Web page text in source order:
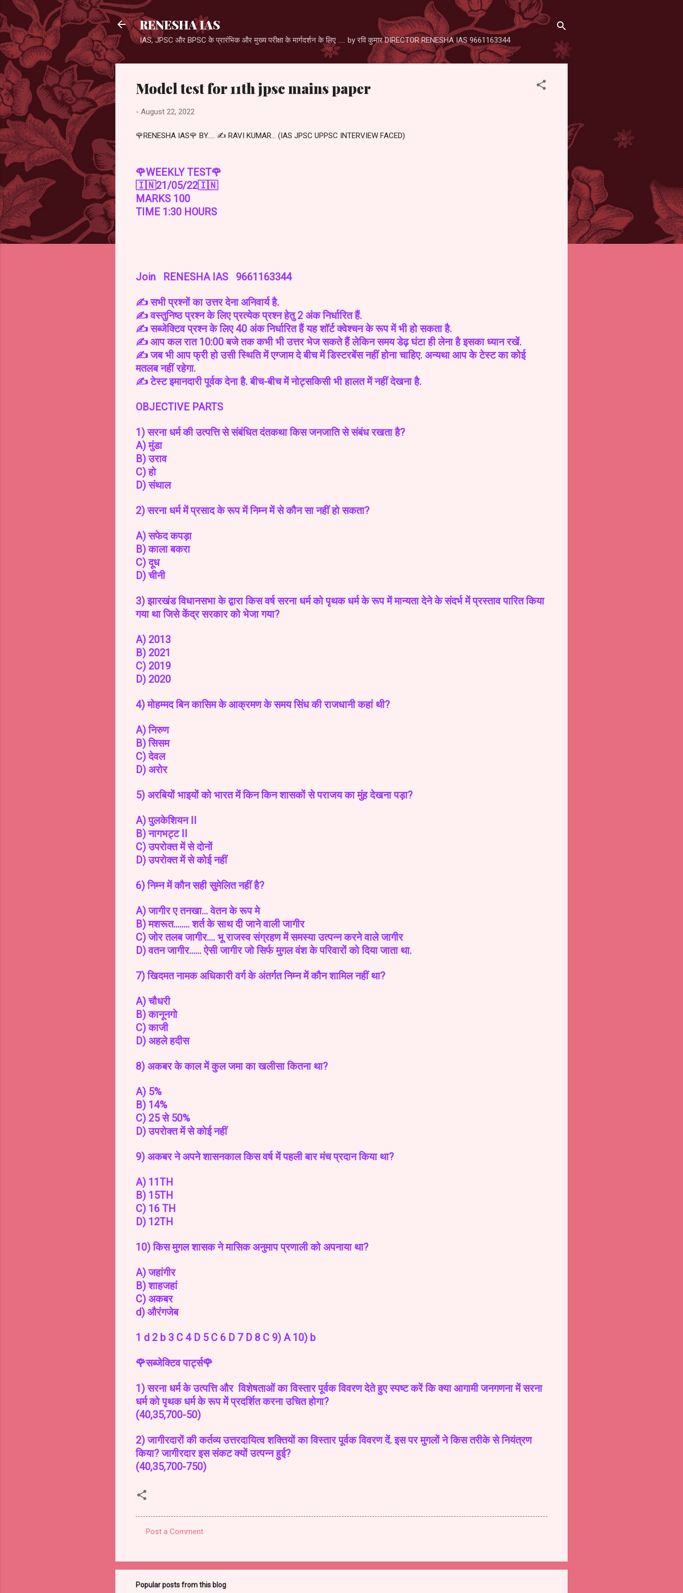
RENESHA IAS
IAS, JPSC और BPSC के प्रारंभिक और मुख्य परीक्षा के मार्गदर्शन के लिए ..... by रवि कुमार DIRECTOR RENESHA IAS 9661163344
Model test for 11th jpsc mains paper
- August 22, 2022
🌹RENESHA IAS🌹 BY..... ✍️ RAVI KUMAR... (IAS JPSC UPPSC INTERVIEW FACED)
🌹WEEKLY TEST🌹
🇮🇳21/05/22🇮🇳
MARKS 100
TIME 1:30 HOURS
Join RENESHA IAS 9661163344
✍️ सभी प्रश्नों का उत्तर देना अनिवार्य है.
✍️ वस्तुनिष्ठ प्रश्न के लिए प्रत्येक प्रश्न हेतु 2 अंक निर्धारित हैं.
✍️ सब्जेक्टिव प्रश्न के लिए 40 अंक निर्धारित हैं यह शॉर्ट क्वेश्चन के रूप में भी हो सकता है.
✍️ आप कल रात 10:00 बजे तक कभी भी उत्तर भेज सकते हैं लेकिन समय डेढ़ घंटा ही लेना है इसका ध्यान रखें.
✍️ जब भी आप फ्री हो उसी स्थिति में एग्जाम दे बीच में डिस्टरबेंस नहीं होना चाहिए. अन्यथा आप के टेस्ट का कोई
मतलब नहीं रहेगा.
✍️ टेस्ट इमानदारी पूर्वक देना है. बीच-बीच में नोट्सकिसी भी हालत में नहीं देखना है.
OBJECTIVE PARTS
1) सरना धर्म की उत्पत्ति से संबंधित दंतकथा किस जनजाति से संबंध रखता है?
A) मुंडा
B) उराव
C) हो
D) संथाल
2) सरना धर्म में प्रसाद के रूप में निम्न में से कौन सा नहीं हो सकता?
A) सफेद कपड़ा
B) काला बकरा
C) दूध
D) चीनी
3) झारखंड विधानसभा के द्वारा किस वर्ष सरना धर्म को पृथक धर्म के रूप में मान्यता देने के संदर्भ में प्रस्ताव पारित किया
गया था जिसे केंद्र सरकार को भेजा गया?
A) 2013
B) 2021
C) 2019
D) 2020
4) मोहम्मद बिन कासिम के आक्रमण के समय सिंध की राजधानी कहां थी?
A) निरुण
B) सिसम
C) देवल
D) अरोर
5) अरबियों भाइयों को भारत में किन किन शासकों से पराजय का मुंह देखना पड़ा?
A) पुलकेशियन II
B) नागभट्ट II
C) उपरोक्त में से दोनों
D) उपरोक्त में से कोई नहीं
6) निम्न में कौन सही सुमेलित नहीं है?
A) जागीर ए तनखा... वेतन के रूप मे
B) मशरूत........ शर्त के साथ दी जाने वाली जागीर
C) जोर तलब जागीर.... भू राजस्व संग्रहण में समस्या उत्पन्न करने वाले जागीर
D) वतन जागीर...... ऐसी जागीर जो सिर्फ मुगल वंश के परिवारों को दिया जाता था.
7) खिदमत नामक अधिकारी वर्ग के अंतर्गत निम्न में कौन शामिल नहीं था?
A) चौधरी
B) कानूनगो
C) काजी
D) अहले हदीस
8) अकबर के काल में कुल जमा का खलीसा कितना था?
A) 5%
B) 14%
C) 25 से 50%
D) उपरोक्त में से कोई नहीं
9) अकबर ने अपने शासनकाल किस वर्ष में पहली बार मंच प्रदान किया था?
A) 11TH
B) 15TH
C) 16 TH
D) 12TH
10) किस मुगल शासक ने मासिक अनुमाप प्रणाली को अपनाया था?
A) जहांगीर
B) शाहजहां
C) अकबर
d) औरंगजेब
1 d 2 b 3 C 4 D 5 C 6 D 7 D 8 C 9) A 10) b
🌹सब्जेक्टिव पार्ट्स🌹
1) सरना धर्म के उत्पत्ति और विशेषताओं का विस्तार पूर्वक विवरण देते हुए स्पष्ट करें कि क्या आगामी जनगणना में सरना
धर्म को पृथक धर्म के रूप में प्रदर्शित करना उचित होगा?
(40,35,700-50)
2) जागीरदारों की कर्तव्य उत्तरदायित्व शक्तियों का विस्तार पूर्वक विवरण दें. इस पर मुगलों ने किस तरीके से नियंत्रण
किया? जागीरदार इस संकट क्यों उत्पन्न हुई?
(40,35,700-750)
m
m
Post a Comment
Popular posts from this blog